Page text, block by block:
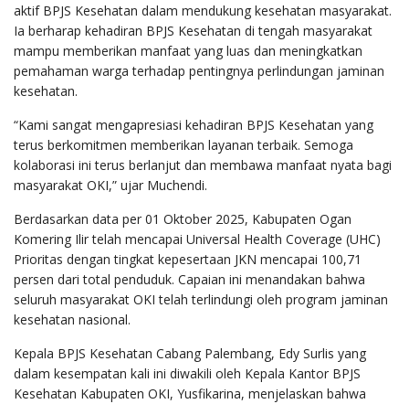
aktif BPJS Kesehatan dalam mendukung kesehatan masyarakat.
Ia berharap kehadiran BPJS Kesehatan di tengah masyarakat
mampu memberikan manfaat yang luas dan meningkatkan
pemahaman warga terhadap pentingnya perlindungan jaminan
kesehatan.
“Kami sangat mengapresiasi kehadiran BPJS Kesehatan yang
terus berkomitmen memberikan layanan terbaik. Semoga
kolaborasi ini terus berlanjut dan membawa manfaat nyata bagi
masyarakat OKI,” ujar Muchendi.
Berdasarkan data per 01 Oktober 2025, Kabupaten Ogan
Komering Ilir telah mencapai Universal Health Coverage (UHC)
Prioritas dengan tingkat kepesertaan JKN mencapai 100,71
persen dari total penduduk. Capaian ini menandakan bahwa
seluruh masyarakat OKI telah terlindungi oleh program jaminan
kesehatan nasional.
Kepala BPJS Kesehatan Cabang Palembang, Edy Surlis yang
dalam kesempatan kali ini diwakili oleh Kepala Kantor BPJS
Kesehatan Kabupaten OKI, Yusfikarina, menjelaskan bahwa